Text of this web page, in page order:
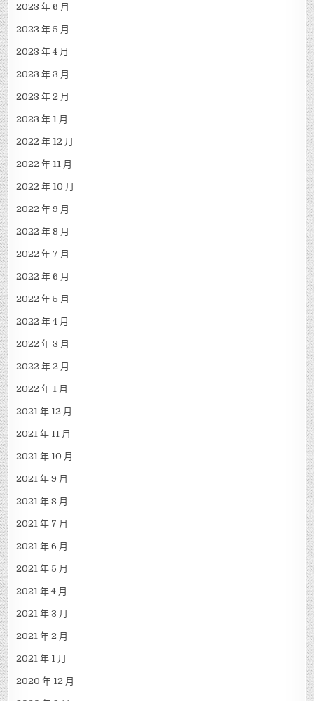
2023 年 6 月
2023 年 5 月
2023 年 4 月
2023 年 3 月
2023 年 2 月
2023 年 1 月
2022 年 12 月
2022 年 11 月
2022 年 10 月
2022 年 9 月
2022 年 8 月
2022 年 7 月
2022 年 6 月
2022 年 5 月
2022 年 4 月
2022 年 3 月
2022 年 2 月
2022 年 1 月
2021 年 12 月
2021 年 11 月
2021 年 10 月
2021 年 9 月
2021 年 8 月
2021 年 7 月
2021 年 6 月
2021 年 5 月
2021 年 4 月
2021 年 3 月
2021 年 2 月
2021 年 1 月
2020 年 12 月